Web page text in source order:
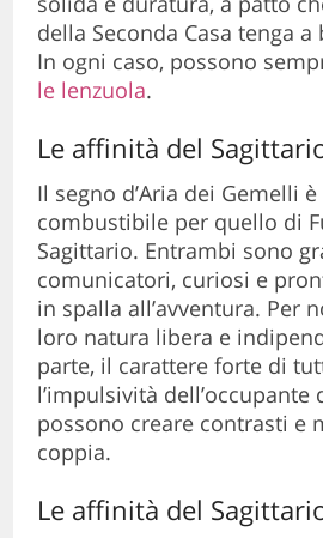
della Seconda Casa tenga
In ogni caso, possono
le lenzuola.
Le affinità del
Il segno d’Aria dei Gemelli
combustibile per quello di
Sagittario. Entrambi sono
comunicatori, curiosi e
in spalla all’avventura. Per
loro natura libera e
parte, il carattere forte di
l’impulsività dell’occupante
possono creare contrasti e
coppia.
Le affinità del